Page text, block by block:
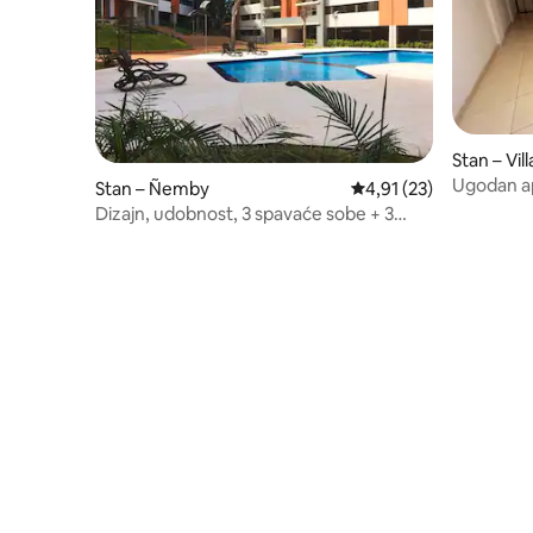
Stan – Ñemby Prosječna ocjena:
4,91 (23)
Dizajn, udobnost, 3 spavaće sobe + 3
Stan –
Ugodan